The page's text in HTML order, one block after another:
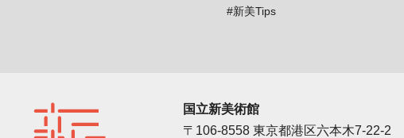
#新美Tips
国立新美術館
〒106-8558 東京都港区六本木7-22-2